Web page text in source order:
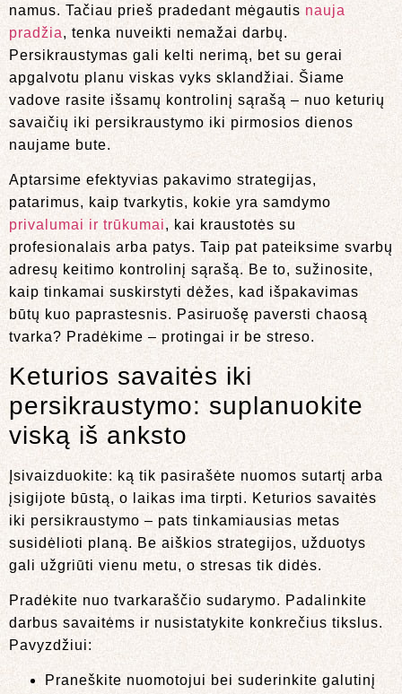
namus. Tačiau prieš pradedant mėgautis nauja
pradžia, tenka nuveikti nemažai darbų.
Persikraustymas gali kelti nerimą, bet su gerai
apgalvotu planu viskas vyks sklandžiai. Šiame
vadove rasite išsamų kontrolinį sąrašą – nuo keturių
savaičių iki persikraustymo iki pirmosios dienos
naujame bute.
Aptarsime efektyvias pakavimo strategijas,
patarimus, kaip tvarkytis, kokie yra samdymo
privalumai ir trūkumai, kai kraustotės su
profesionalais arba patys. Taip pat pateiksime svarbų
adresų keitimo kontrolinį sąrašą. Be to, sužinosite,
kaip tinkamai suskirstyti dėžes, kad išpakavimas
būtų kuo paprastesnis. Pasiruošę paversti chaosą
tvarka? Pradėkime – protingai ir be streso.
Keturios savaitės iki
persikraustymo: suplanuokite
viską iš anksto
Įsivaizduokite: ką tik pasirašėte nuomos sutartį arba
įsigijote būstą, o laikas ima tirpti. Keturios savaitės
iki persikraustymo – pats tinkamiausias metas
susidėlioti planą. Be aiškios strategijos, užduotys
gali užgriūti vienu metu, o stresas tik didės.
Pradėkite nuo tvarkaraščio sudarymo. Padalinkite
darbus savaitėms ir nusistatykite konkrečius tikslus.
Pavyzdžiui:
Praneškite nuomotojui bei suderinkite galutinį